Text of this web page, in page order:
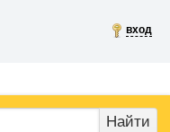
вход
Найти